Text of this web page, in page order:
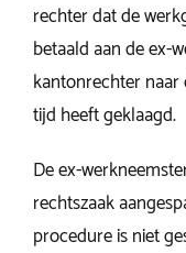
rechter dat de
betaald aan de ex-
kantonrechter
tijd heeft geklaagd.
De ex-
rechtszaak
procedure is niet